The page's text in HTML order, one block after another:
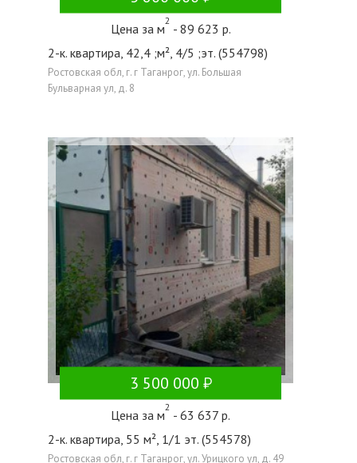
Цена за м
2
- 89 623 р.
2-к. квартира, 42,4 ;м², 4/5 ;эт. (554798)
Ростовская обл, г. г Таганрог, ул. Большая
Бульварная ул, д. 8
3 500 000
Цена за м
2
- 63 637 р.
2-к. квартира, 55 м², 1/1 эт. (554578)
Ростовская обл, г. г Таганрог, ул. Урицкого ул, д. 49